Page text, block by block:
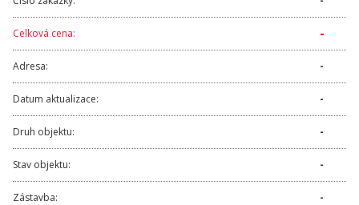
Celková cena: -
Adresa: -
Datum aktualizace: -
Druh objektu: -
Stav objektu: -
Zástavba: -